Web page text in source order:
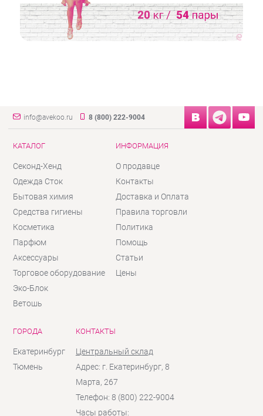
info@avekoo.ru 8 (800) 222-9004
КАТАЛОГ
Секонд-Хенд
Одежда Сток
Бытовая химия
Средства гигиены
Косметика
Парфюм
Аксессуары
Торговое оборудование
Эко-Блок
Ветошь
ИНФОРМАЦИЯ
О продавце
Контакты
Доставка и Оплата
Правила торговли
Политика
Помощь
Статьи
Цены
ГОРОДА
Екатеринбург
Тюмень
КОНТАКТЫ
Центральный склад
Адрес: г. Екатеринбург, 8
Марта, 267
Телефон: 8 (800) 222-9004
Часы работы: